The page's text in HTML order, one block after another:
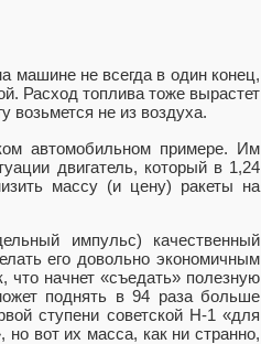
машине не всегда в один конец,
Расход топлива тоже вырастет
возьмется не из воздуха.
автомобильном примере. Им
двигатель, который в 1,24
массу (и цену) ракеты на
импульс) качественный
его довольно экономичным
что начнет «съедать» полезную
поднять в 94 раза больше
ступени советской Н-1 «для
вот их масса, как ни странно,